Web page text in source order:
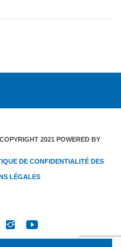
2021 POWERED BY
DE CONFIDENTIALITÉ DES
LÉGALES